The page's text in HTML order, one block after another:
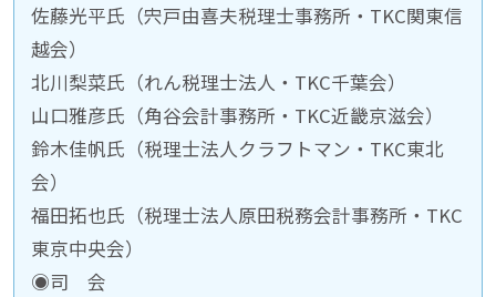
佐藤光平氏（宍戸由喜夫税理士事務所・TKC関東信
越会）
北川梨菜氏（れん税理士法人・TKC千葉会）
山口雅彦氏（角谷会計事務所・TKC近畿京滋会）
鈴木佳帆氏（税理士法人クラフトマン・TKC東北
会）
福田拓也氏（税理士法人原田税務会計事務所・TKC
東京中央会）
◉司 会